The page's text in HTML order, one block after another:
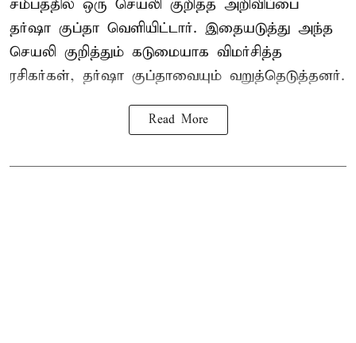
சமீபத்தில் ஒரு செயலி குறித்த அறிவிப்பை
தர்ஷா குப்தா வெளியிட்டார். இதையடுத்து அந்த
செயலி குறித்தும் கடுமையாக விமர்சித்த
ரசிகர்கள், தர்ஷா குப்தாவையும் வறுத்தெடுத்தனர்.
Read More